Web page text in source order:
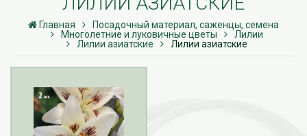
Главная
Посадочный материал, саженцы, семена
Многолетние и луковичные цветы
Лилии
Лилии азиатские
Лилии азиатские